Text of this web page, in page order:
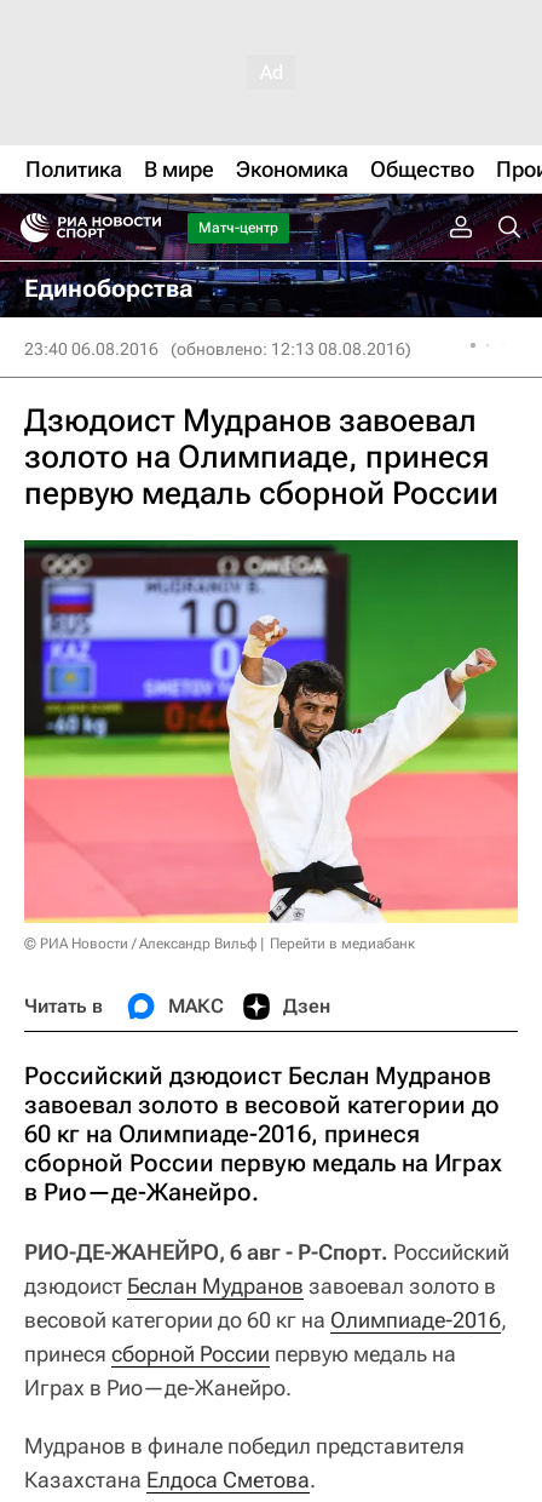
Политика В мире Экономика Общество
Матч-центр
Единоборства
23:40 06.08.2016 (обновлено: 12:13 08.08.2016)
Дзюдоист Мудранов завоевал
золото на Олимпиаде, принеся
первую медаль сборной России
© РИА Новости / Александр Вильф Перейти в медиабанк
Читать в МАКС Дзен
Российский дзюдоист Беслан Мудранов
завоевал золото в весовой категории до
60 кг на Олимпиаде-2016, принеся
сборной России первую медаль на Играх
в Рио—де-Жанейро.
РИО-ДЕ-ЖАНЕЙРО, 6 авг - Р-Спорт. Российский
дзюдоист Беслан Мудранов завоевал золото в
весовой категории до 60 кг на Олимпиаде-2016,
принеся сборной России первую медаль на
Играх в Рио—де-Жанейро.
Мудранов в финале победил представителя
Казахстана Елдоса Сметова.